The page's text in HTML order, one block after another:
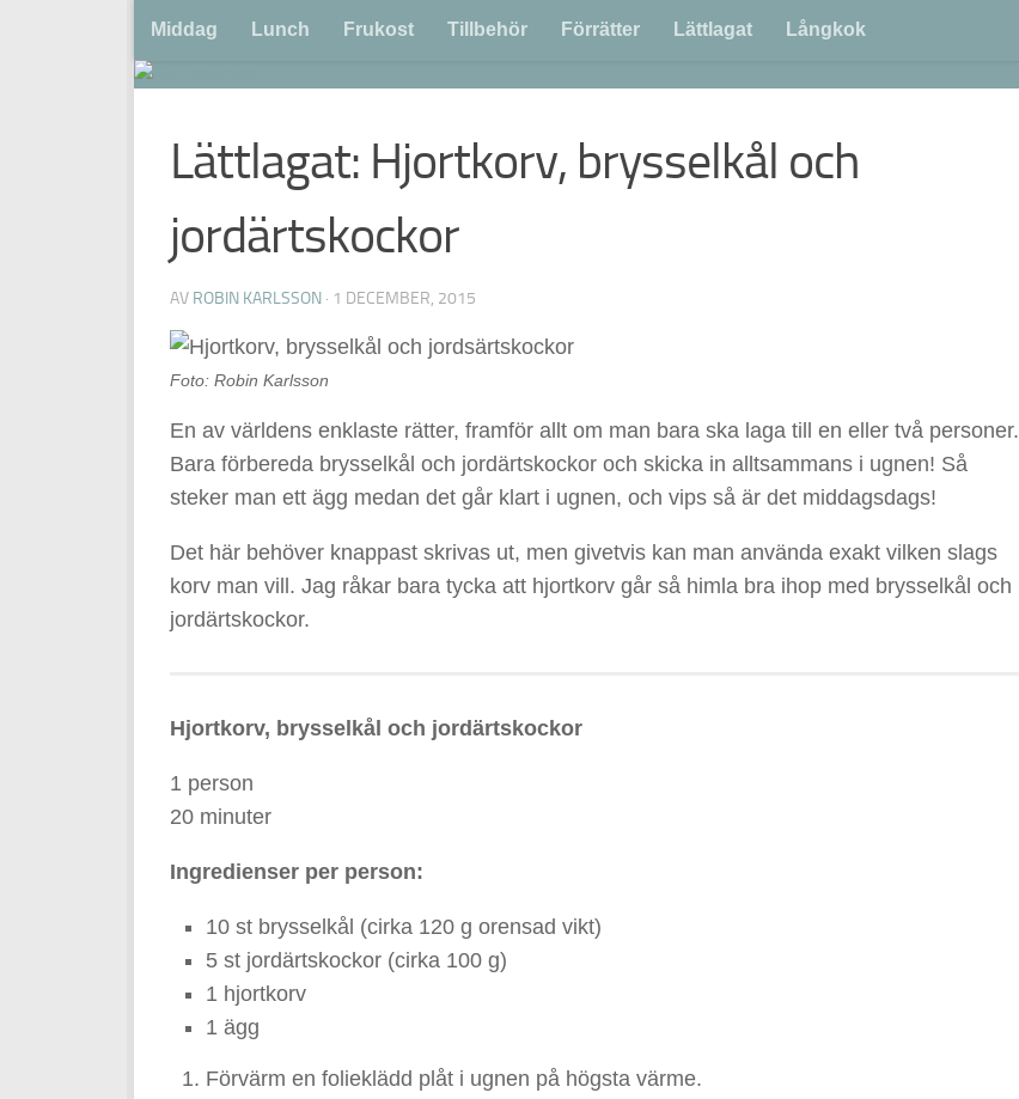
Middag Lunch Frukost Tillbehör Förrätter Lättlagat Långkok
Lättlagat: Hjortkorv, brysselkål och
jordärtskockor
AV ROBIN KARLSSON · 1 DECEMBER, 2015
Foto: Robin Karlsson
En av världens enklaste rätter, framför allt om man bara ska laga till en eller två personer.
Bara förbereda brysselkål och jordärtskockor och skicka in alltsammans i ugnen! Så
steker man ett ägg medan det går klart i ugnen, och vips så är det middagsdags!
Det här behöver knappast skrivas ut, men givetvis kan man använda exakt vilken slags
korv man vill. Jag råkar bara tycka att hjortkorv går så himla bra ihop med brysselkål och
jordärtskockor.
Hjortkorv, brysselkål och jordärtskockor
1 person
20 minuter
Ingredienser per person:
10 st brysselkål (cirka 120 g orensad vikt)
5 st jordärtskockor (cirka 100 g)
1 hjortkorv
1 ägg
Förvärm en folieklädd plåt i ugnen på högsta värme.